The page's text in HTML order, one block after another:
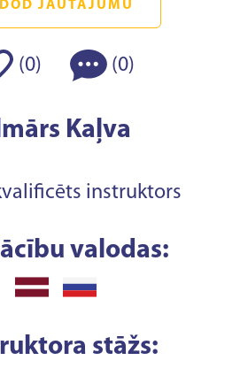
JAUTĀJUMU
(0) (0)
Kaļva
instruktors
valodas:
stāžs: